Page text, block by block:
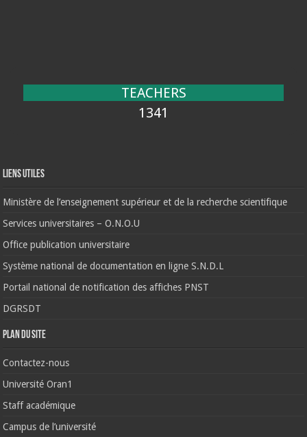
TEACHERS
1341
Liens Utiles
Ministère de l’enseignement supérieur et de la recherche scientifique
Services universitaires – O.N.O.U
Office publication universitaire
Système national de documentation en ligne S.N.D.L
Portail national de notification des affiches PNST
DGRSDT
Plan du site
Contactez-nous
Université Oran1
Staff académique
Campus de l’université